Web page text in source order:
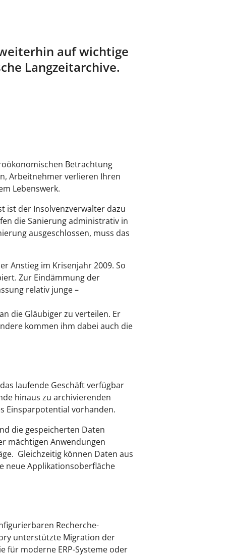
auf wichtige
Langzeitarchive.
Betrachtung
Arbeitnehmer verlieren Ihren
Lebenswerk.
ist der Insolvenzverwalter dazu
die Sanierung administrativ in
ausgeschlossen, muss das
Anstieg im Krisenjahr 2009. So
Zur Eindämmung der
relativ junge –
die Gläubiger zu verteilen. Er
kommen ihm dabei auch die
laufende Geschäft verfügbar
hinaus zu archivierenden
Einsparpotential vorhanden.
die gespeicherten Daten
mächtigen Anwendungen
Gleichzeitig können Daten aus
neue Applikationsoberfläche
Recherche-
unterstützte Migration der
für moderne ERP-Systeme oder